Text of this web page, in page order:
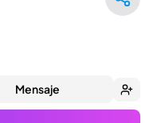
Mensaje